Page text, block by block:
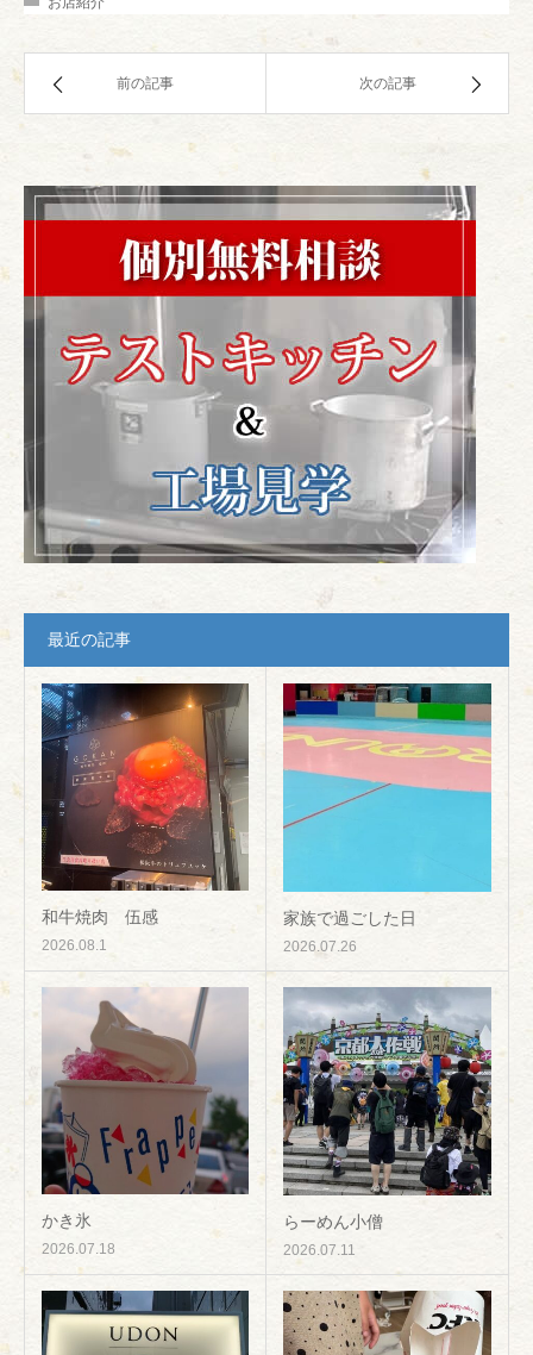
前の記事 次の記事
最近の記事
和牛焼肉 伍感
2026.08.1
家族で過ごした日
2026.07.26
かき氷
2026.07.18
らーめん小僧
2026.07.11